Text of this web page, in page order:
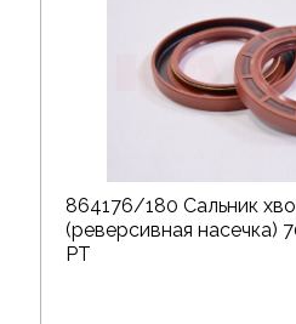
864176/180 Сальник
(реверсивная насечка)
РТ